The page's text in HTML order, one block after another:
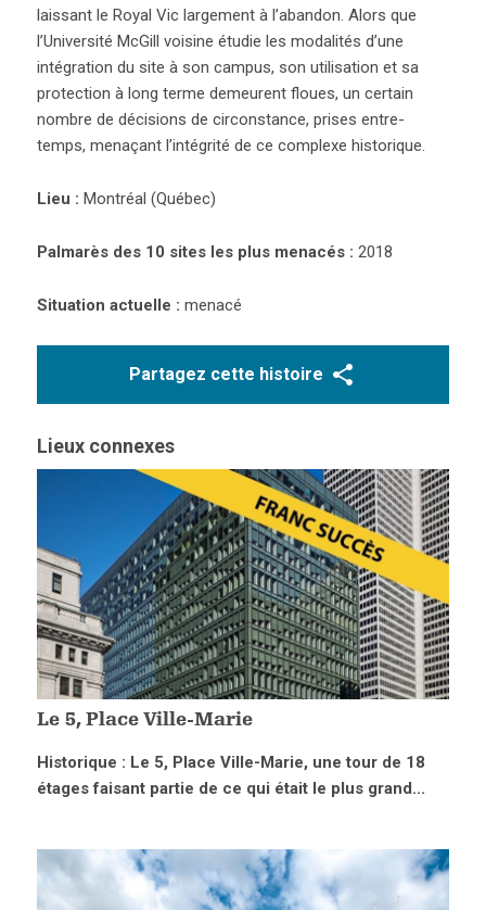
laissant le Royal Vic largement à l’abandon. Alors que
l’Université McGill voisine étudie les modalités d’une
intégration du site à son campus, son utilisation et sa
protection à long terme demeurent floues, un certain
nombre de décisions de circonstance, prises entre-
temps, menaçant l’intégrité de ce complexe historique.
Lieu : Montréal (Québec)
Palmarès des 10 sites les plus menacés : 2018
Situation actuelle : menacé
Partagez cette histoire
Lieux connexes
Le 5, Place Ville-Marie
Historique : Le 5, Place Ville-Marie, une tour de 18
étages faisant partie de ce qui était le plus grand...